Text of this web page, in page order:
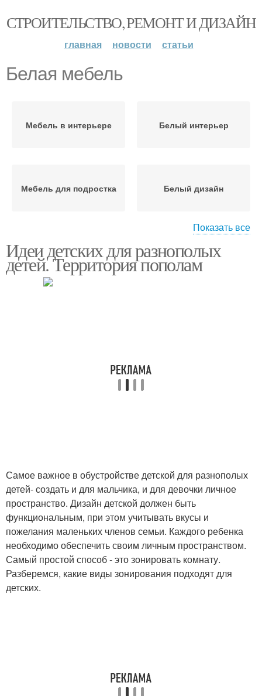
СТРОИТЕЛЬСТВО, РЕМОНТ И ДИЗАЙН
главная новости статьи
Белая мебель
Мебель в интерьере Белый интерьер
Мебель для подростка Белый дизайн
прихожую
прихожей
Мебели для прихожей
Показать все
Идеи детских для разнополых
детей. Территория пополам
Самое важное в обустройстве детской для разнополых
детей- создать и для мальчика, и для девочки личное
пространство. Дизайн детской должен быть
функциональным, при этом учитывать вкусы и
пожелания маленьких членов семьи. Каждого ребенка
необходимо обеспечить своим личным пространством.
Самый простой способ - это зонировать комнату.
Разберемся, какие виды зонирования подходят для
детских.